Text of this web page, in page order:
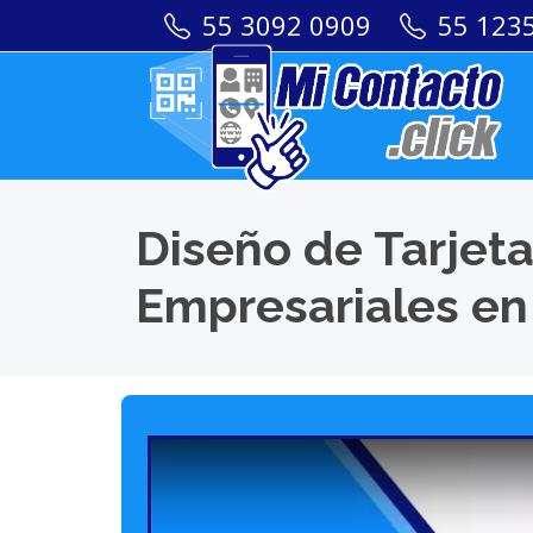
55 3092 0909 55
Diseño de
Empresariales